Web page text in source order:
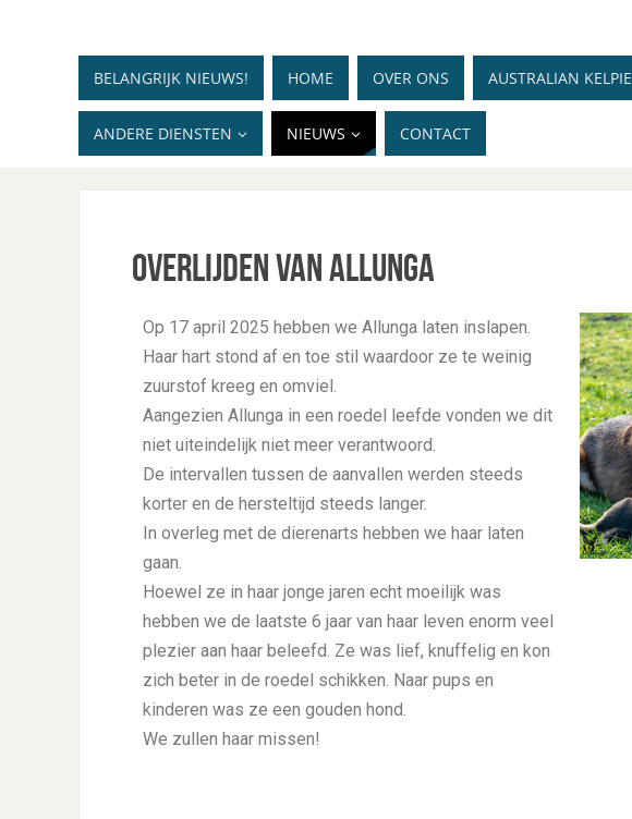
BELANGRIJK NIEUWS! HOME OVER ONS AUSTRALIAN KELPIE
ANDERE DIENSTEN NIEUWS CONTACT
Overlijden van Allunga
Op 17 april 2025 hebben we Allunga laten inslapen.
Haar hart stond af en toe stil waardoor ze te weinig
zuurstof kreeg en omviel.
Aangezien Allunga in een roedel leefde vonden we dit
niet uiteindelijk niet meer verantwoord.
De intervallen tussen de aanvallen werden steeds
korter en de hersteltijd steeds langer.
In overleg met de dierenarts hebben we haar laten
gaan.
Hoewel ze in haar jonge jaren echt moeilijk was
hebben we de laatste 6 jaar van haar leven enorm veel
plezier aan haar beleefd. Ze was lief, knuffelig en kon
zich beter in de roedel schikken. Naar pups en
kinderen was ze een gouden hond.
We zullen haar missen!